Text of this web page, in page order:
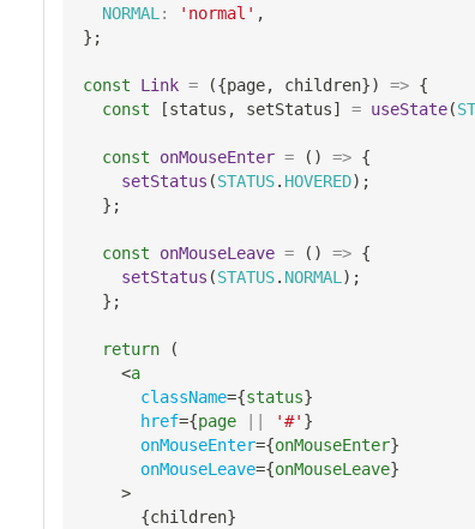
NORMAL : 'normal' ,
} ;
const Link = ({page, children}) => {
const
[status , setStatus] = useState(
const onMouseEnter = ( ) => {
setStatus (STATUS. HOVERED) ;
} ;
const onMouseLeave = ( ) => {
setStatus (STATUS. NORMAL ) ;
} ;
return
(
<a
className={status}
href={page '#' }
onMouseEnter={onMouseEnter}
onMouseLeave={onMouseLeave}
>
{children}